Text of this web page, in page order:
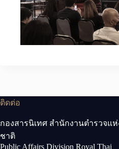
ติดต่อ
กองสารนิเทศ สำนักงานตำรวจแห่
ชาติ
Public Affairs Division Royal Thai